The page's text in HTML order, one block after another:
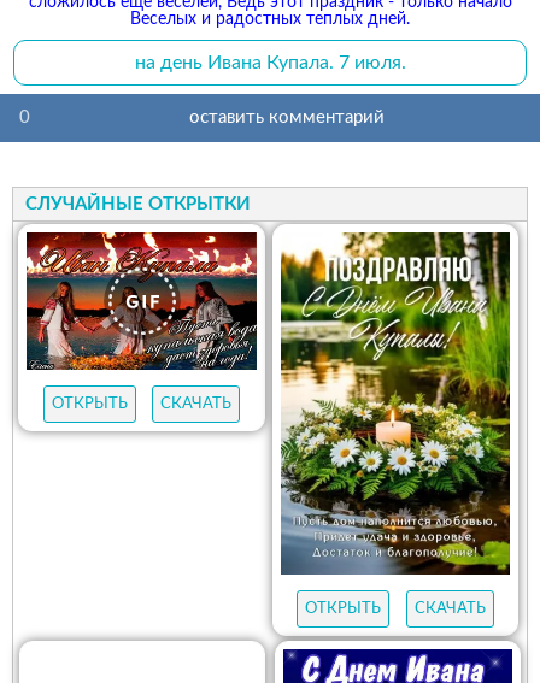
Веселых и радостных теплых дней.
на день Ивана Купала. 7 июля.
0 оставить комментарий
СЛУЧАЙНЫЕ ОТКРЫТКИ
ОТКРЫТЬ СКАЧАТЬ
ОТКРЫТЬ СКАЧАТЬ